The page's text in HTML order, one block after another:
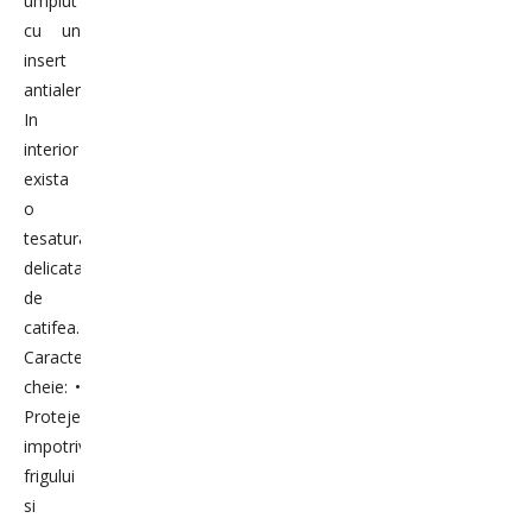
cu un
insert
antialergic.
In
interior
exista
o
tesatura
delicata
de
catifea.
Caracteristici
cheie: •
Protejeaza
impotriva
frigului
si